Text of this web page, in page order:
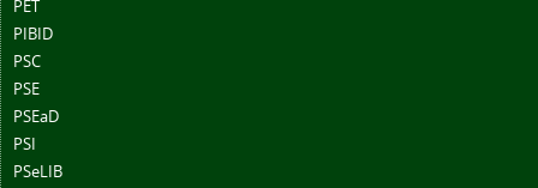
PET
PIBID
PSC
PSE
PSEaD
PSI
PSeLIB